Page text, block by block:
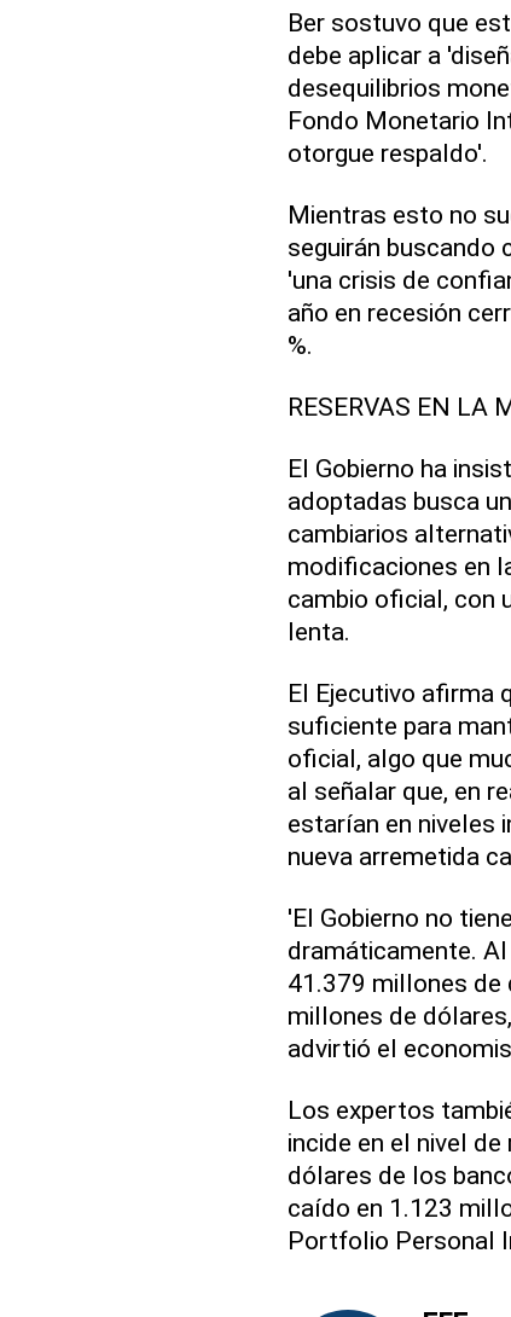
Ber sostuvo que
debe aplicar a
desequilibrios
Fondo Monetario
otorgue respaldo'.
Mientras esto no
seguirán buscando
'una crisis de
año en recesión
%.
RESERVAS EN LA
El Gobierno ha
adoptadas busca
cambiarios
modificaciones en
cambio oficial, con
lenta.
El Ejecutivo afirma
suficiente para
oficial, algo que
al señalar que, en
estarían en niveles
nueva arremetida
'El Gobierno no
dramáticamente.
41.379 millones de
millones de
advirtió el
Los expertos
incide en el nivel
dólares de los
caído en 1.123
Portfolio Personal